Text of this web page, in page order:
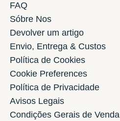
FAQ
Sóbre Nos
Devolver um artigo
Envio, Entrega & Custos
Política de Cookies
Cookie Preferences
Política de Privacidade
Avisos Legais
Condições Gerais de Venda